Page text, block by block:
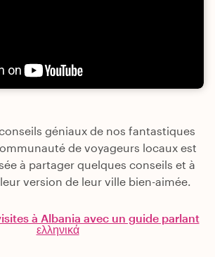
géniaux de nos fantastiques
de voyageurs locaux est
à partager quelques conseils et à
version de leur ville bien-aimée.
à Albania avec un guide parlant
ελληνικά